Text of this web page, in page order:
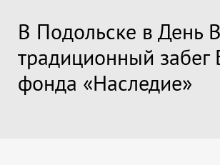
В Подольске в День
традиционный забег
фонда «Наследие»